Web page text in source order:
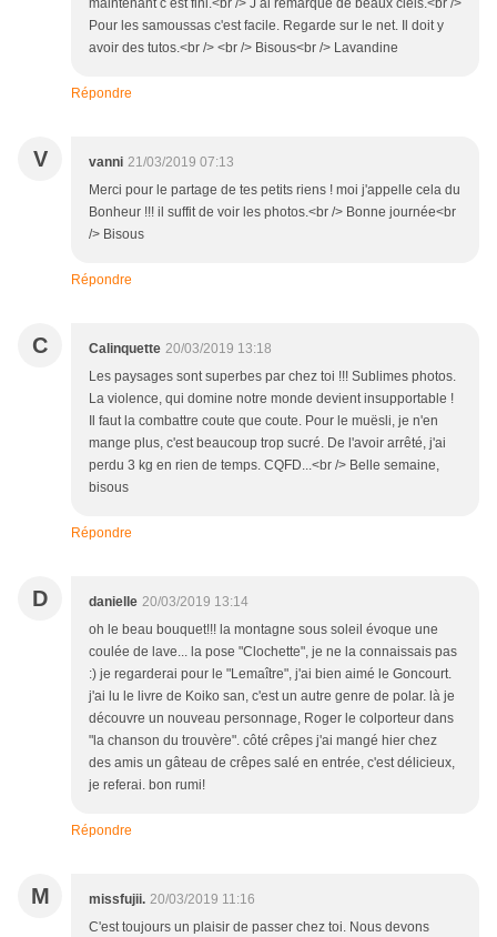
maintenant c est fini.<br /> J ai remarqué de beaux ciels.<br />
Pour les samoussas c'est facile. Regarde sur le net. Il doit y
avoir des tutos.<br /> <br /> Bisous<br /> Lavandine
Répondre
V vanni 21/03/2019 07:13
Merci pour le partage de tes petits riens ! moi j'appelle cela du
Bonheur !!! il suffit de voir les photos.<br /> Bonne journée<br
/> Bisous
Répondre
C Calinquette 20/03/2019 13:18
Les paysages sont superbes par chez toi !!! Sublimes photos.
La violence, qui domine notre monde devient insupportable !
Il faut la combattre coute que coute. Pour le muësli, je n'en
mange plus, c'est beaucoup trop sucré. De l'avoir arrêté, j'ai
perdu 3 kg en rien de temps. CQFD...<br /> Belle semaine,
bisous
Répondre
D danielle 20/03/2019 13:14
oh le beau bouquet!!! la montagne sous soleil évoque une
coulée de lave... la pose "Clochette", je ne la connaissais pas
:) je regarderai pour le "Lemaître", j'ai bien aimé le Goncourt.
j'ai lu le livre de Koiko san, c'est un autre genre de polar. là je
découvre un nouveau personnage, Roger le colporteur dans
"la chanson du trouvère". côté crêpes j'ai mangé hier chez
des amis un gâteau de crêpes salé en entrée, c'est délicieux,
je referai. bon rumi!
Répondre
M missfujii. 20/03/2019 11:16
C'est toujours un plaisir de passer chez toi. Nous devons